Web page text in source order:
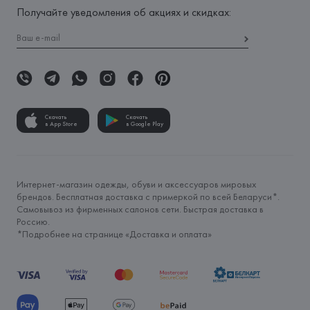
Получайте уведомления об акциях и скидках:
Скачать
в App Store
Скачать
в Google Play
Интернет-магазин одежды, обуви и аксессуаров мировых
брендов. Бесплатная доставка с примеркой по всей Беларуси*.
Самовывоз из фирменных салонов сети. Быстрая доставка в
Россию.
*Подробнее на странице «Доставка и оплата»